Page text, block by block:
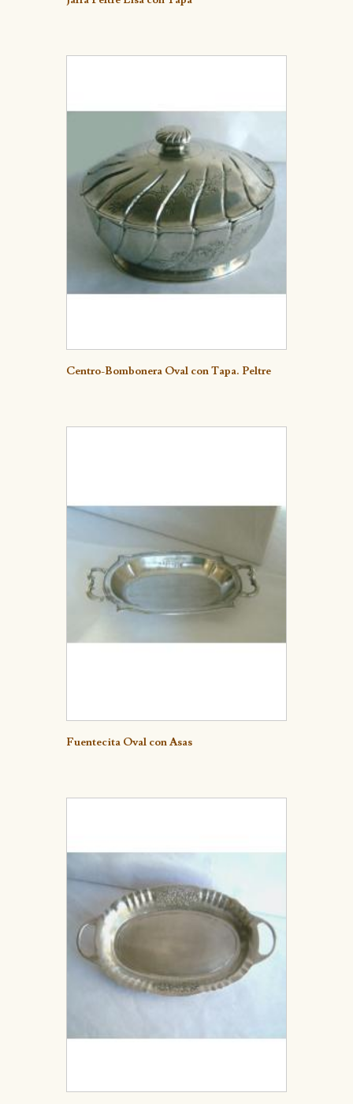
Detalle
Centro-Bombonera Oval con Tapa. Peltre
Detalle
Fuentecita Oval con Asas